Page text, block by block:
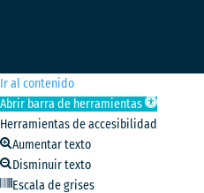
Ir al contenido
Abrir barra de herramientas
Herramientas de accesibilidad
Aumentar texto
Disminuir texto
Escala de grises